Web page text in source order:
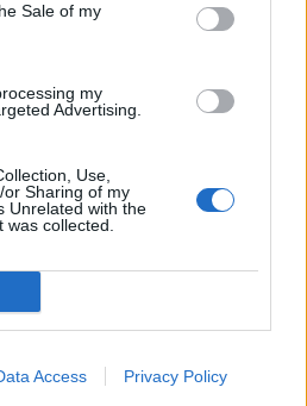
Sale of my
my
Advertising.
Use,
Sharing of my
Unrelated with the
collected.
Access Privacy Policy
απέλαση
τη Γαλλία –
την θεωρεί το
κατά της